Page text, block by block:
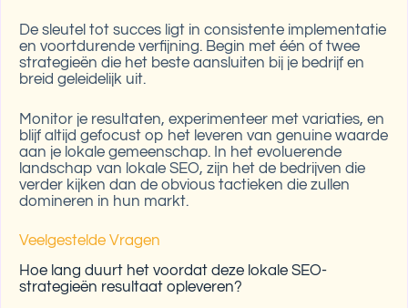
De sleutel tot succes ligt in consistente implementatie
en voortdurende verfijning. Begin met één of twee
strategieën die het beste aansluiten bij je bedrijf en
breid geleidelijk uit.
Monitor je resultaten, experimenteer met variaties, en
blijf altijd gefocust op het leveren van genuine waarde
aan je lokale gemeenschap. In het evoluerende
landschap van lokale SEO, zijn het de bedrijven die
verder kijken dan de obvious tactieken die zullen
domineren in hun markt.
Veelgestelde Vragen
Hoe lang duurt het voordat deze lokale SEO-
strategieën resultaat opleveren?